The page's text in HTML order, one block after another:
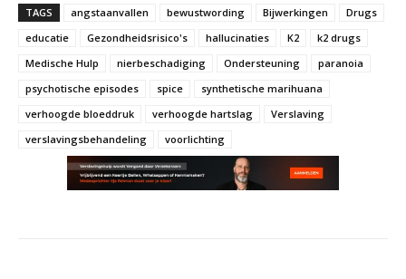
TAGS angstaanvallen bewustwording Bijwerkingen
Drugs
educatie
Gezondheidsrisico's hallucinaties K2
k2 drugs
Medische Hulp
nierbeschadiging Ondersteuning
paranoia
psychotische episodes
spice
synthetische marihuana
verhoogde bloeddruk
verhoogde hartslag
Verslaving
verslavingsbehandeling
voorlichting